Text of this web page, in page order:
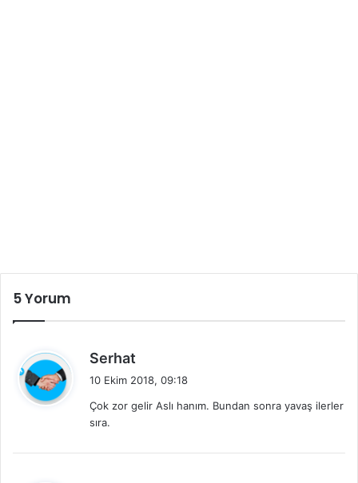
5 Yorum
Serhat
i
10 Ekim 2018, 09:18
Çok zor gelir Aslı hanım. Bundan sonra yavaş ilerler
sıra.